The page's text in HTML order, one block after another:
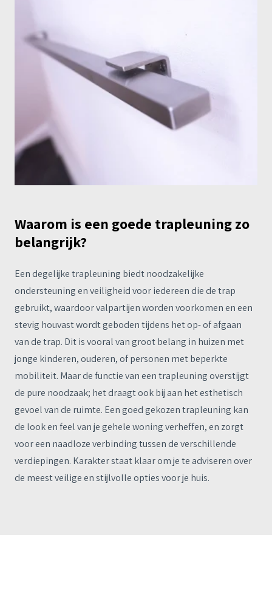
Waarom is een goede trapleuning zo
belangrijk?
Een degelijke trapleuning biedt noodzakelijke
ondersteuning en veiligheid voor iedereen die de trap
gebruikt, waardoor valpartijen worden voorkomen en een
stevig houvast wordt geboden tijdens het op- of afgaan
van de trap. Dit is vooral van groot belang in huizen met
jonge kinderen, ouderen, of personen met beperkte
mobiliteit. Maar de functie van een trapleuning overstijgt
de pure noodzaak; het draagt ook bij aan het esthetisch
gevoel van de ruimte. Een goed gekozen trapleuning kan
de look en feel van je gehele woning verheffen, en zorgt
voor een naadloze verbinding tussen de verschillende
verdiepingen. Karakter staat klaar om je te adviseren over
de meest veilige en stijlvolle opties voor je huis.